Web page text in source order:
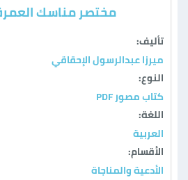
مختصر مناسك
تأليف:
ميرزا عبدالرسول الإحقاقي
النوع:
كتاب مصور PDF
اللغة:
العربية
الأقسام:
الأدعية والمناجاة